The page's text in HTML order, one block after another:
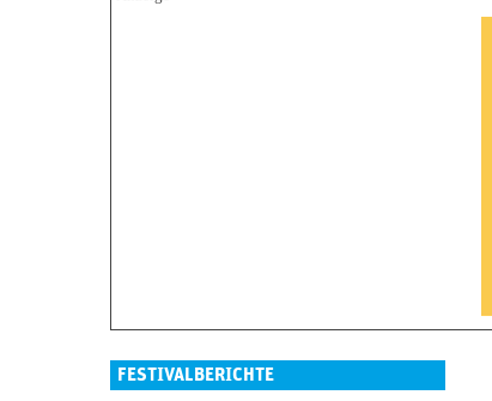
FESTIVALBERICHTE